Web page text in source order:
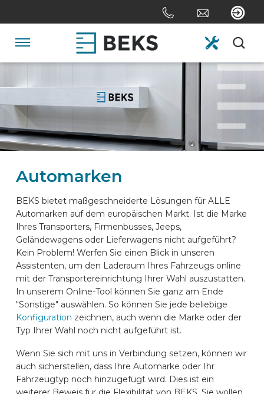
to
Jump
the
navigation
ÜBER UNS
ANPASSUNG
SEKTOREN
AUTOMARKEN
KONTAKT
ONLINE EINRICHTEN
Automarken
BEKS bietet maßgeschneiderte Lösungen für ALLE
Automarken auf dem europäischen Markt. Ist die Marke
Ihres Transporters, Firmenbusses, Jeeps,
Geländewagens oder Lieferwagens nicht aufgeführt?
Kein Problem! Werfen Sie einen Blick in unseren
Assistenten, um den Laderaum Ihres Fahrzeugs online
mit der Transportereinrichtung Ihrer Wahl auszustatten.
In unserem Online-Tool können Sie ganz am Ende
"Sonstige" auswählen. So können Sie jede beliebige
Konfiguration zeichnen, auch wenn die Marke oder der
Typ Ihrer Wahl noch nicht aufgeführt ist.
Wenn Sie sich mit uns in Verbindung setzen, können wir
auch sicherstellen, dass Ihre Automarke oder Ihr
Fahrzeugtyp noch hinzugefügt wird. Dies ist ein